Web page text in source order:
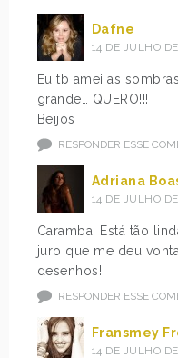
Dafne
14 DE JULHO
Eu tb amei as
grande… QUERO!!!
Beijos
RESPONDER ESSE
Adriana
14 DE JULHO
Caramba! Está tão
juro que me deu
desenhos!
RESPONDER ESSE
Fransmey
14 DE JULHO